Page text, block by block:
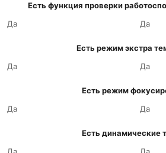
Есть функция проверки
Да
Да
Есть режим экстра
Да
Да
Есть режим
Да
Да
Есть динамические